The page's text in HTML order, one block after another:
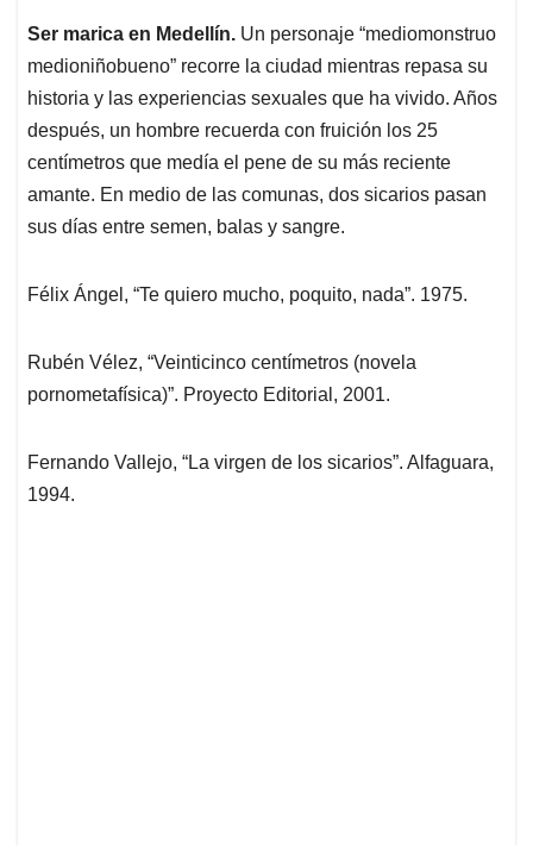
Ser marica en Medellín. Un personaje “mediomonstruo
medioniñobueno” recorre la ciudad mientras repasa su
historia y las experiencias sexuales que ha vivido. Años
después, un hombre recuerda con fruición los 25
centímetros que medía el pene de su más reciente
amante. En medio de las comunas, dos sicarios pasan
sus días entre semen, balas y sangre.
Félix Ángel, “Te quiero mucho, poquito, nada”. 1975.
Rubén Vélez, “Veinticinco centímetros (novela
pornometafísica)”. Proyecto Editorial, 2001.
Fernando Vallejo, “La virgen de los sicarios”. Alfaguara,
1994.